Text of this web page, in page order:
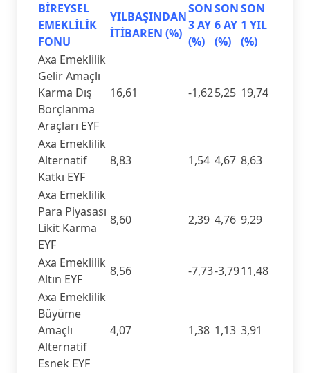
BİREYSEL
EMEKLİLİK
FONU
YILBAŞINDAN
İTİBAREN (%)
SON
3 AY
(%)
SON
6 AY
(%)
SON
1 YIL
(%)
Axa Emeklilik
Gelir Amaçlı
Karma Dış
Borçlanma
Araçları EYF
16,61 -1,625,25 19,74
Axa Emeklilik
Alternatif
Katkı EYF
8,83 1,54 4,67 8,63
Axa Emeklilik
Para Piyasası
Likit Karma
EYF
8,60 2,39 4,76 9,29
Axa Emeklilik
Altın EYF
8,56 -7,73-3,7911,48
Axa Emeklilik
Büyüme
Amaçlı
Alternatif
Esnek EYF
4,07 1,38 1,13 3,91